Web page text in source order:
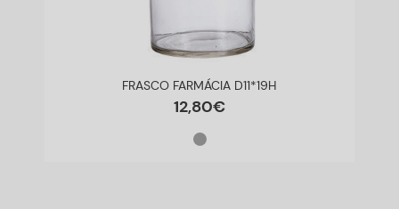
FRASCO FARMÁCIA D11*19H
12,80€